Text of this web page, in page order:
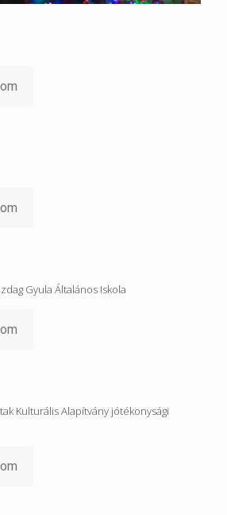
Gyula Általános Iskola
Kulturális Alapítvány jótékonysági